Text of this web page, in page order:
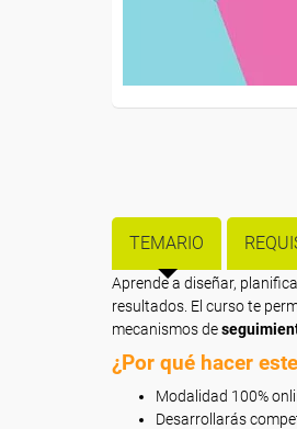
TEMARIO
Aprende a diseñar,
resultados. El curso te
mecanismos de
¿Por qué hacer
Modalidad 100%
Desarrollarás